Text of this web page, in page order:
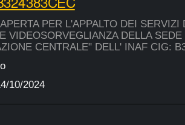
PER L'APPALTO DEI
VIDEOSORVEGLIANZA DELLA SEDE
CENTRALE" DELL' INAF CIG:
10/2024